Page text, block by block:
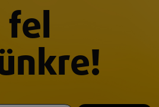
fel